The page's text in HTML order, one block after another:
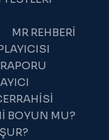
MR REHBERI
BOYUN MU?